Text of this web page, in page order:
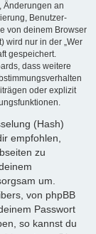
Änderungen an
Benutzer-
von deinem Browser
wird nur in der „Wer
gespeichert.
dass weitere
oder explizit
(Hash)
empfohlen,
zu
um.
von phpBB
Passwort
so kannst du